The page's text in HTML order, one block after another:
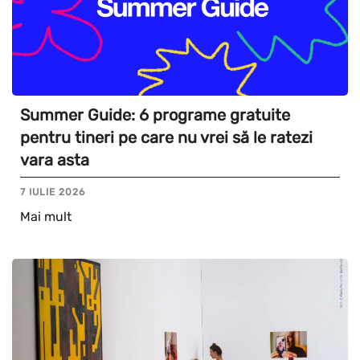
Summer Guide: 6 programe gratuite
pentru tineri pe care nu vrei să le ratezi
vara asta
7 IULIE 2026
Mai mult